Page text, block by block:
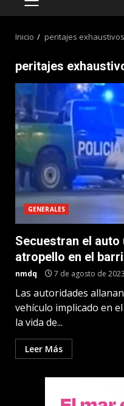
MENÚ
Inicio peritajes exhaustivos
peritajes
GENERALES
Secuestran el
atropello en el
nmdq 7 de agosto de 2023
Las autoridades
vehículo implicado en
la vida de...
Leer Más